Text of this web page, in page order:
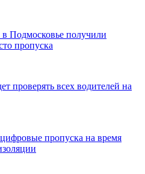
Подмосковье получили
пропуска
проверять всех водителей на
пропуска на время